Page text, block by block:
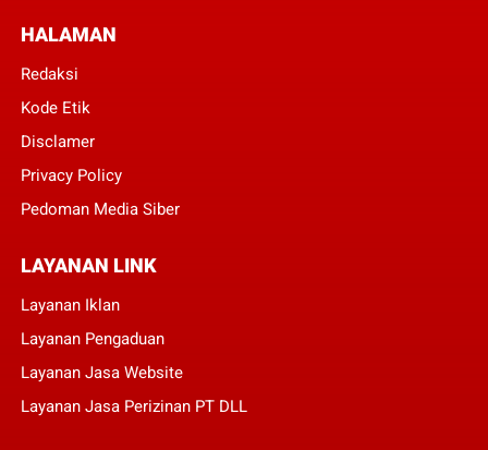
HALAMAN
Redaksi
Kode Etik
Disclamer
Privacy Policy
Pedoman Media Siber
LAYANAN LINK
Layanan Iklan
Layanan Pengaduan
Layanan Jasa Website
Layanan Jasa Perizinan PT DLL